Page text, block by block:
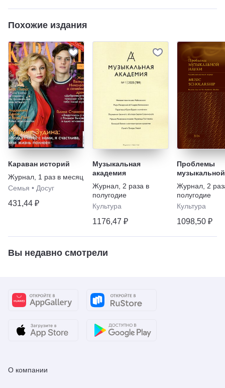
Похожие издания
Караван историй
Журнал 1 раз в месяц
Семья • Досуг
431,44 ₽
Музыкальная
академия
Журнал 2 раза в
полугодие
Культура
1176,47 ₽
Проблемы
Music
Журнал 2
полугодие
Культура
1098,50 ₽
Вы недавно смотрели
О компании